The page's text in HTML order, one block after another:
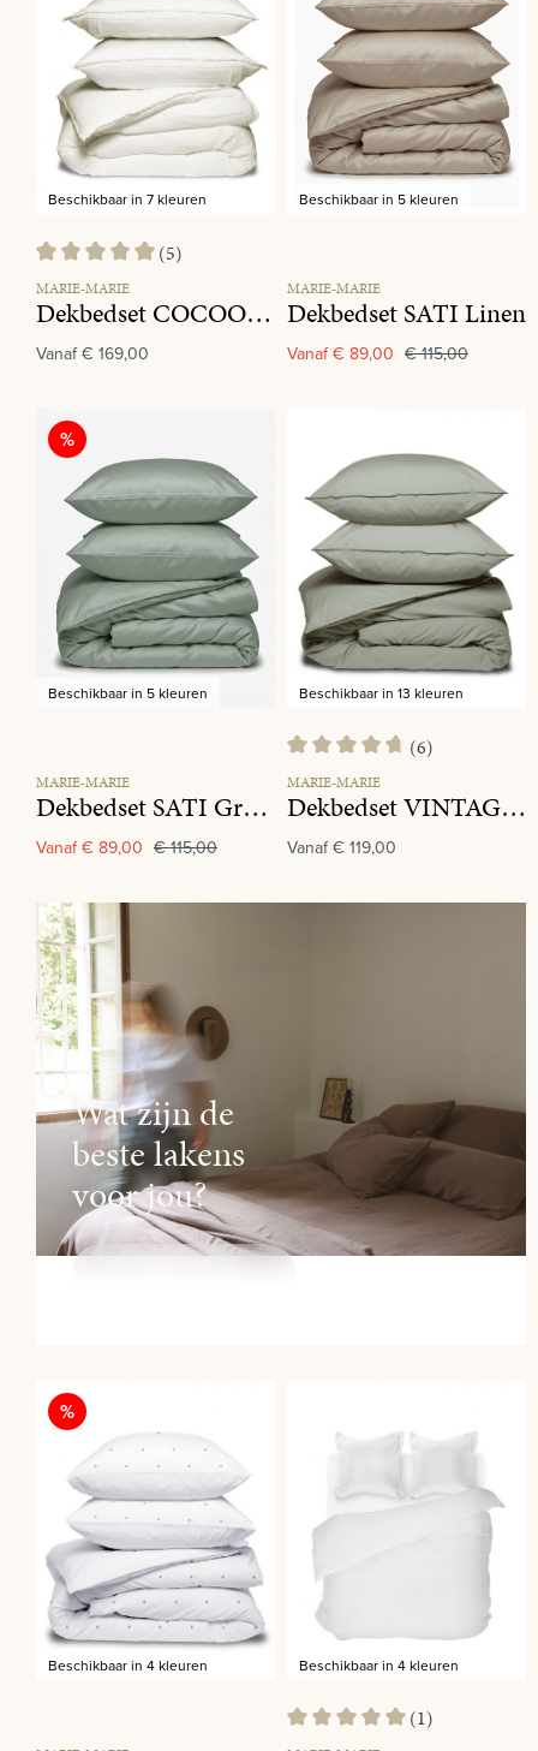
Beschikbaar in 7 kleuren
Gemiddelde waardering van 5 van 5 sterren
(5)
MARIE-MARIE
Dekbedset COCOON Milkyway
Vanaf€ 169,00
Beschikbaar in 5 kleuren
MARIE-MARIE
Dekbedset SATI Linen
Vanaf€ 89,00 € 115,00
Korting
%
Beschikbaar in 5 kleuren
MARIE-MARIE
Dekbedset SATI Green Grey
Vanaf€ 89,00 € 115,00
Beschikbaar in 13 kleuren
Gemiddelde waardering van
(6)
MARIE-MARIE
Dekbedset VINTAGE COTTON Olive
Vanaf€ 119,00
Wat zijn de
beste lakens
voor jou?
Korting
%
Beschikbaar in 4 kleuren Beschikbaar in 4 kleuren
(1)